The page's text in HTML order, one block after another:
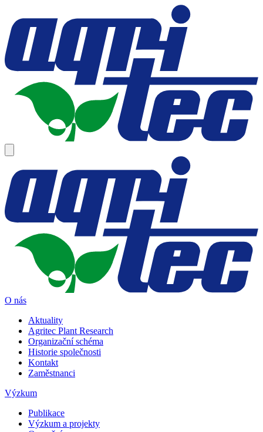
O nás
Aktuality
Agritec Plant Research
Organizační schéma
Historie společnosti
Kontakt
Zaměstnanci
Výzkum
Publikace
Výzkum a projekty